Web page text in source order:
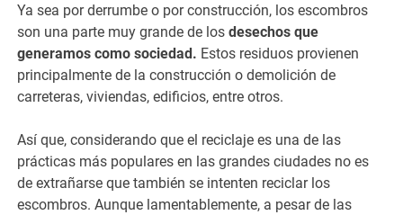
Ya sea por derrumbe o por construcción, los escombros
son una parte muy grande de losdesechos que
generamos como sociedad. Estos residuos provienen
principalmente de la construcción o demolición de
carreteras, viviendas, edificios, entre otros.
Así que, considerando que el reciclaje es una de las
prácticas más populares en las grandes ciudades no es
de extrañarse que también se intenten reciclar los
escombros. Aunque lamentablemente, a pesar de las